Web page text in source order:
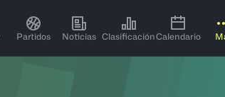
Partidos Noticias ClasificaciónCalendario